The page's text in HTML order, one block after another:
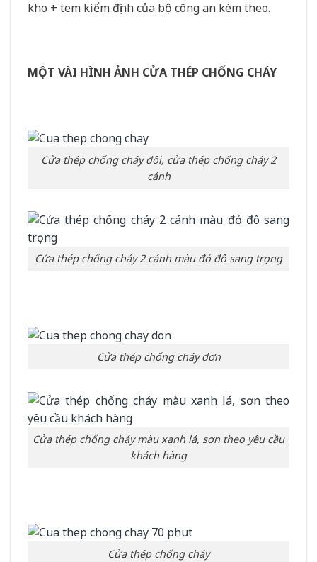
kho + tem kiểm định của bộ công an kèm theo.
MỘT VÀI HÌNH ẢNH CỬA THÉP CHỐNG CHÁY
Cửa thép chống cháy đôi, cửa thép chống cháy 2
cánh
Cửa thép chống cháy 2 cánh màu đỏ đô sang trọng
Cửa thép chống cháy đơn
Cửa thép chống cháy màu xanh lá, sơn theo yêu cầu
khách hàng
Cửa thép chống cháy